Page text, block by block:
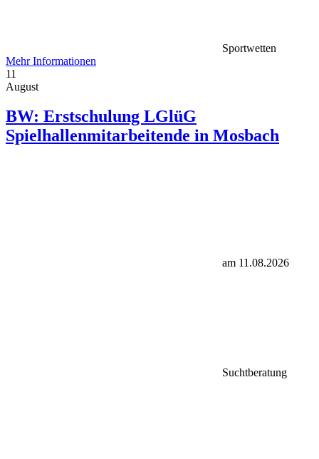
Sportwetten
Mehr Informationen
11
August
BW: Erstschulung LGlüG
Spielhallenmitarbeitende in Mosbach
am 11.08.2026
Suchtberatung